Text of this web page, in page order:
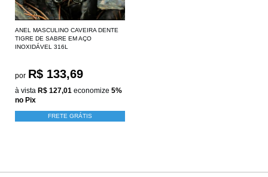
ANEL MASCULINO CAVEIRA DENTE
TIGRE DE SABRE EM AÇO
INOXIDÁVEL 316L
por R$ 133,69
à vista R$ 127,01 economize 5%
no Pix
FRETE GRÁTIS